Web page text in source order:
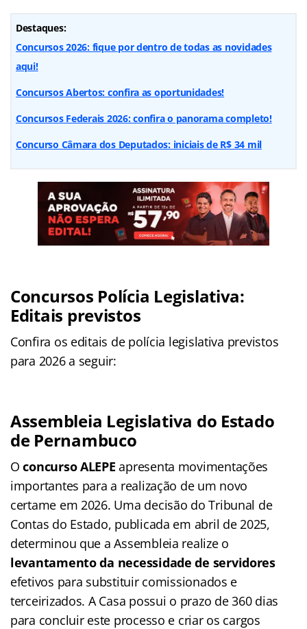
Destaques:
Concursos 2026: fique por dentro de todas as novidades
aqui!
Concursos Abertos: confira as oportunidades!
Concursos Federais 2026: confira o panorama completo!
Concurso Câmara dos Deputados: iniciais de R$ 34 mil
Concursos Polícia Legislativa:
Editais previstos
Confira os editais de polícia legislativa previstos
para 2026 a seguir:
Assembleia Legislativa do Estado
de Pernambuco
Oconcurso ALEPE apresenta movimentações
importantes para a realização de um novo
certame em 2026. Uma decisão do Tribunal de
Contas do Estado, publicada em abril de 2025,
determinou que a Assembleia realize o
levantamento da necessidade de servidores
efetivos para substituir comissionados e
terceirizados. A Casa possui o prazo de 360 dias
para concluir este processo e criar os cargos